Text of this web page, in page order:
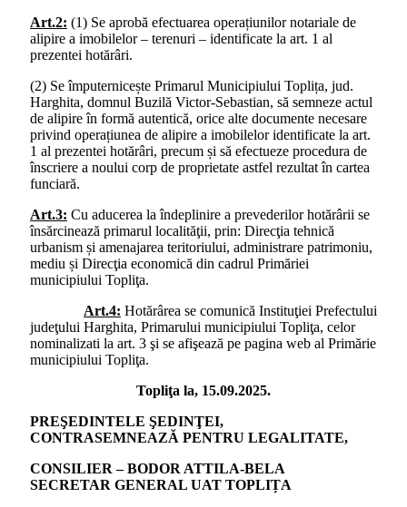
Art.2: (1) Se aprobă efectuarea operațiunilor notariale de
alipire a imobilelor – terenuri – identificate la art. 1 al
prezentei hotărâri.
(2) Se împuternicește Primarul Municipiului Toplița, jud.
Harghita, domnul Buzilă Victor-Sebastian, să semneze actul
de alipire în formă autentică, orice alte documente necesare
privind operațiunea de alipire a imobilelor identificate la art.
1 al prezentei hotărâri, precum și să efectueze procedura de
înscriere a noului corp de proprietate astfel rezultat în cartea
funciară.
Art.3: Cu aducerea la îndeplinire a prevederilor hotărârii se
însărcinează primarul localităţii, prin: Direcţia tehnică
urbanism și amenajarea teritoriului, administrare patrimoniu,
mediu și Direcţia economică din cadrul Primăriei
municipiului Topliţa.
Art.4: Hotărârea se comunică Instituţiei Prefectului
judeţului Harghita, Primarului municipiului Topliţa, celor
nominalizati la art. 3 şi se afişează pe pagina web al Primărie
municipiului Topliţa.
Topliţa la, 15.09.2025.
PREŞEDINTELE ŞEDINŢEI,
CONTRASEMNEAZĂ PENTRU LEGALITATE,
CONSILIER –BODOR ATTILA-BELA
SECRETAR GENERAL UAT TOPLIȚA